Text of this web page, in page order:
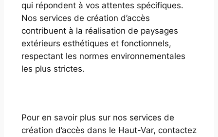
qui répondent à vos attentes spécifiques.
Nos services de création d’accès
contribuent à la réalisation de paysages
extérieurs esthétiques et fonctionnels,
respectant les normes environnementales
les plus strictes.
Pour en savoir plus sur nos services de
création d’accès dans le Haut-Var, contactez